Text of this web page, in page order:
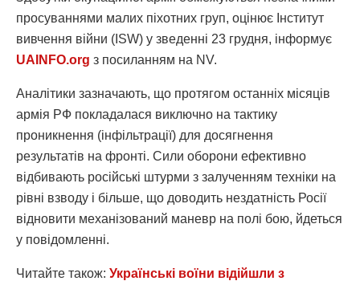
просуваннями малих піхотних груп, оцінює Інститут
вивчення війни (ISW) у зведенні 23 грудня, інформує
UAINFO.org з посиланням на NV.
Аналітики зазначають, що протягом останніх місяців
армія РФ покладалася виключно на тактику
проникнення (інфільтрації) для досягнення
результатів на фронті. Сили оборони ефективно
відбивають російські штурми з залученням техніки на
рівні взводу і більше, що доводить нездатність Росії
відновити механізований маневр на полі бою, йдеться
у повідомленні.
Читайте також: Українські воїни відійшли з